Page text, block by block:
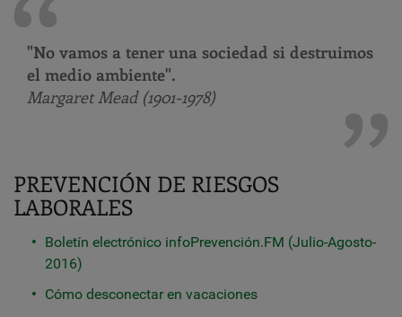
"No vamos a tener una sociedad si destruimos
el medio ambiente".
Margaret Mead (1901-1978)
PREVENCIÓN DE RIESGOS
LABORALES
Boletín electrónico infoPrevención.FM (Julio-Agosto-
2016)
Cómo desconectar en vacaciones